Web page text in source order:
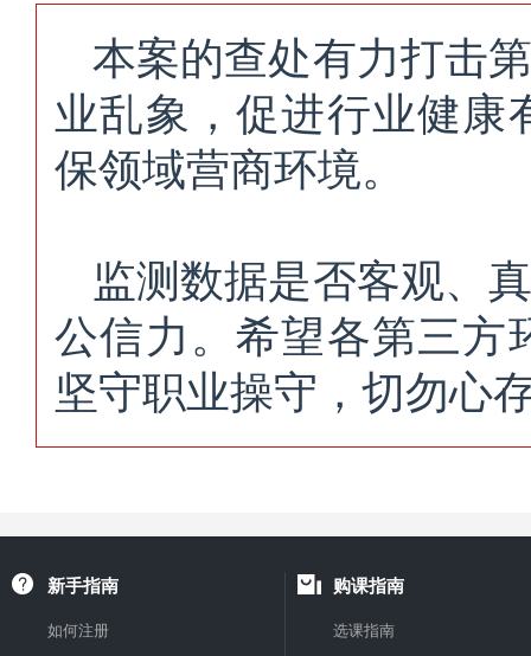
本案的查处有力打击
业乱象，促进行业健康
保领域营商环境。
监测数据是否客观、
公信力。希望各第三方
坚守职业操守，切勿心
新手指南
如何注册
购课指南
选课指南